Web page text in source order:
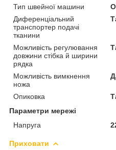
Тип швейної машини
Диференціальний
транспортер подачі
тканини
Можливість регулювання
довжини стібка й ширини
рядка
Можливість вимкнення
ножа
Опиковка
Параметри мережі
Напруга
Приховати